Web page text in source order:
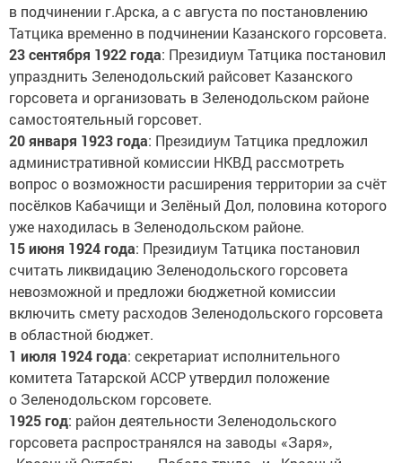
в подчинении г.Арска, а с августа по постановлению
Татцика временно в подчинении Казанского горсовета.
23 сентября 1922 года: Президиум Татцика постановил
упразднить Зеленодольский райсовет Казанского
горсовета и организовать в Зеленодольском районе
самостоятельный горсовет.
20 января 1923 года: Президиум Татцика предложил
административной комиссии НКВД рассмотреть
вопрос о возможности расширения территории за счёт
посёлков Кабачищи и Зелёный Дол, половина которого
уже находилась в Зеленодольском районе.
15 июня 1924 года: Президиум Татцика постановил
считать ликвидацию Зеленодольского горсовета
невозможной и предложи бюджетной комиссии
включить смету расходов Зеленодольского горсовета
в областной бюджет.
1 июля 1924 года: секретариат исполнительного
комитета Татарской АССР утвердил положение
о Зеленодольском горсовете.
1925 год: район деятельности Зеленодольского
горсовета распространялся на заводы «Заря»,